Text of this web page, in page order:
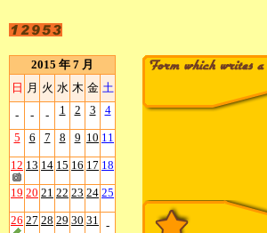
2015 年 7 月
日 月 火 水 木 金 土
- - - 1 2 3 4
5 6 7 8 9 10 11
12 13 14 15 16 17 18
19 20 21 22 23 24 25
26 27 28 29 30 31 -